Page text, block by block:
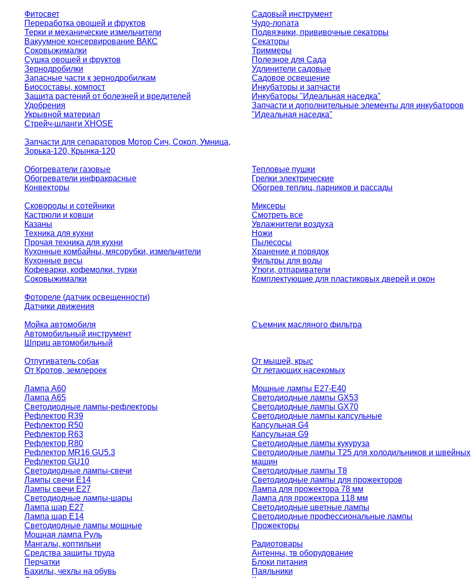
Фитосвет
Переработка овощей и фруктов
Терки и механические измельчители
Вакуумное консервирование ВАКС
Соковыжималки
Сушка овощей и фруктов
Зернодробилки
Запасные части к зернодробилкам
Биосоставы, компост
Защита растений от болезней и вредителей
Удобрения
Укрывной материал
Стрейч-шланги XHOSE
Садовый инструмент
Чудо-лопата
Подвязчики, прививочные секаторы
Секаторы
Триммеры
Полезное для Сада
Удлинители садовые
Садовое освещение
Инкубаторы и запчасти
Инкубаторы "Идеальная наседка"
Запчасти и дополнительные элементы для инкубаторов
"Идеальная наседка"
Запчасти для сепараторов Мотор Сич, Сокол, Умница,
Зорька-120, Крынка-120
Обогреватели газовые
Обогреватели инфракрасные
Конвекторы
Тепловые пушки
Грелки электрические
Обогрев теплиц, парников и рассады
Сковороды и сотейники
Кастрюли и ковши
Казаны
Техника для кухни
Прочая техника для кухни
Кухонные комбайны, мясорубки, измельчители
Кухонные весы
Кофеварки, кофемолки, турки
Соковыжималки
Миксеры
Смотреть все
Увлажнители воздуха
Ножи
Пылесосы
Хранение и порядок
Фильтры для воды
Утюги, отпариватели
Комплектующие для пластиковых дверей и окон
Фотореле (датчик освещенности)
Датчики движения
Мойка автомобиля
Автомобильный инструмент
Шприц автомобильный
Съемник масляного фильтра
Отпугиватель собак
От Кротов, землероек
От мышей, крыс
От летающих насекомых
Лампа A60
Лампа A65
Светодиодные лампы-рефлекторы
Рефлектор R39
Рефлектор R50
Рефлектор R63
Рефлектор R80
Рефлектор MR16 GU5.3
Рефлектор GU10
Светодиодные лампы-свечи
Лампы свечи Е14
Лампы свечи Е27
Светодиодные лампы-шары
Лампа шар E27
Лампа шар Е14
Светодиодные лампы мощные
Мощная лампа Руль
Мощные лампы E27-E40
Светодиодные лампы GX53
Светодиодные лампы GX70
Светодиодные лампы капсульные
Капсульная G4
Капсульная G9
Светодиодные лампы кукуруза
Светодиодные лампы T25 для холодильников и швейных
машин
Светодиодные лампы T8
Светодиодные лампы для прожекторов
Лампа для прожектора 78 мм
Лампа для прожектора 118 мм
Светодиодные цветные лампы
Светодиодные профессиональные лампы
Прожекторы
Мангалы, коптильни
Средства защиты труда
Перчатки
Бахилы, чехлы на обувь
Радиотовары
Антенны, тв оборудование
Блоки питания
Паяльники